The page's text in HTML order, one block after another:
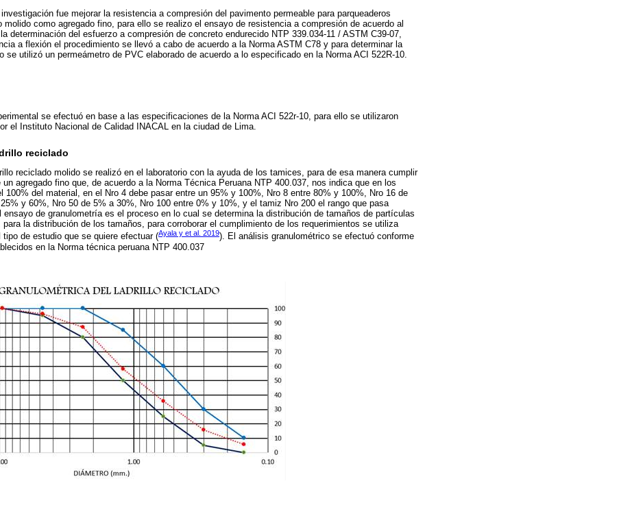
fue mejorar la resistencia a compresión del pavimento permeable para parqueaderos
molido como agregado fino, para ello se realizo el ensayo de resistencia a compresión de acuerdo al
determinación del esfuerzo a compresión de concreto endurecido NTP 339.034-11 / ASTM C39-07,
a flexión el procedimiento se llevó a cabo de acuerdo a la Norma ASTM C78 y para determinar la
se utilizó un permeámetro de PVC elaborado de acuerdo a lo especificado en la Norma ACI 522R-10.
se efectuó en base a las especificaciones de la Norma ACI 522r-10, para ello se utilizaron
el Instituto Nacional de Calidad INACAL en la ciudad de Lima.
reciclado
reciclado molido se realizó en el laboratorio con la ayuda de los tamices, para de esa manera cumplir
agregado fino que, de acuerdo a la Norma Técnica Peruana NTP 400.037, nos indica que en los
100% del material, en el Nro 4 debe pasar entre un 95% y 100%, Nro 8 entre 80% y 100%, Nro 16 de
y 60%, Nro 50 de 5% a 30%, Nro 100 entre 0% y 10%, y el tamiz Nro 200 el rango que pasa
de granulometría es el proceso en lo cual se determina la distribución de tamaños de partículas
la distribución de los tamaños, para corroborar el cumplimiento de los requerimientos se utiliza
de estudio que se quiere efectuar (Ayala y et al. 2019). El análisis granulométrico se efectuó conforme
en la Norma técnica peruana NTP 400.037